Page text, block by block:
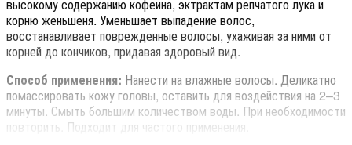
высокому содержанию кофеина, эктрактам репчатого лука и
корню женьшеня. Уменьшает выпадение волос,
восстанавливает поврежденные волосы, ухаживая за ними от
корней до кончиков, придавая здоровый вид.
Способ применения: Нанести на влажные волосы. Деликатно
помассировать кожу головы, оставить для воздействия на 2–3
минуты. Смыть большим количеством воды. При необходимости
повторить. Подходит для частого применения.